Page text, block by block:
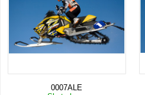
0007ALE